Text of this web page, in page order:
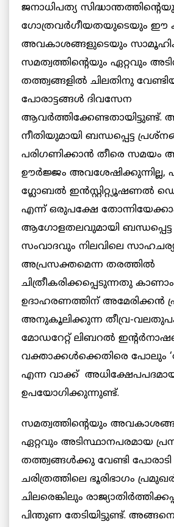
ജനാധിപത്യ
ഗോത്രവര്‍ഗീയതയുടെയും ഈ
അവകാശങ്ങളുടെയും
സമത്വത്തിന്റെയും ഏറ്റവും
തത്ത്വങ്ങളില്‍ ചിലതിനു
പോരാട്ടങ്ങള്‍ ദിവസേന
നീതിയുമായി ബന്ധപ്പെട്ട
പരിഗണിക്കാന്‍ തീരെ സമയം
ഊര്‍ജ്ജം അവശേഷിക്കുന്നില്ല,
ഗ്ലോബല്‍ ഇന്‍സ്റ്റിറ്റ്യൂഷണല്‍
എന്ന് ഒരുപക്ഷേ
ആഗോളതലവുമായി
സംവാദവും നിലവിലെ
അപ്രസക്തമെന്ന തരത്തില്‍
ചിത്രീകരിക്കപ്പെടുന്നതു
ഉദാഹരണത്തിന് അമേരിക്കന്‍
അനുകൂലിക്കുന്ന തീവ്ര-
മോഡറേറ്റ് ലിബറല്‍
വക്താക്കള്‍ക്കെതിരെ പോലും
എന്ന വാക്ക്
ഉപയോഗിക്കുന്നുണ്ട്.
സമത്വത്തിന്റെയും
ഏറ്റവും അടിസ്ഥാനപരമായ
തത്ത്വങ്ങള്‍ക്കു വേണ്ടി പോരാടി
ചരിത്രത്തിലെ ഭൂരിഭാഗം
ചിലരെങ്കിലും
പിന്തുണ തേടിയിട്ടുണ്ട്. അങ്ങനെ